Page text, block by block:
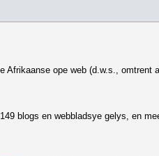
ope web (d.w.s.,
blogs en webbladsye gelys, en